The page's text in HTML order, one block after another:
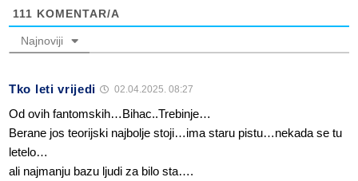
111 KOMENTAR/A
Najnoviji
Tko leti vrijedi 02.04.2025. 08:27
Od ovih fantomskih…Bihac..Trebinje…
Berane jos teorijski najbolje stoji…ima staru pistu…nekada se tu
letelo…
ali najmanju bazu ljudi za bilo sta….